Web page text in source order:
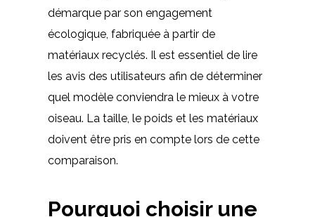
démarque par son engagement
écologique, fabriquée à partir de
matériaux recyclés. Il est essentiel de lire
les avis des utilisateurs afin de déterminer
quel modèle conviendra le mieux à votre
oiseau. La taille, le poids et les matériaux
doivent être pris en compte lors de cette
comparaison.
Pourquoi choisir une